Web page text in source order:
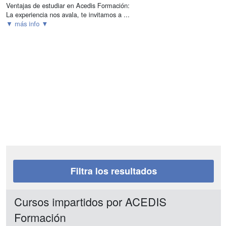
Ventajas de estudiar en Acedis Formación:
La experiencia nos avala, te invitamos a ...
▼ más info ▼
Filtra los resultados
Cursos impartidos por ACEDIS
Formación